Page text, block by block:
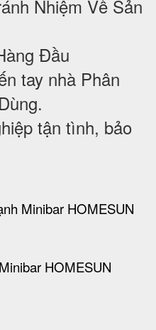
Nhiệm Về Sản
Đầu
tay nhà Phân
tận tình, bảo